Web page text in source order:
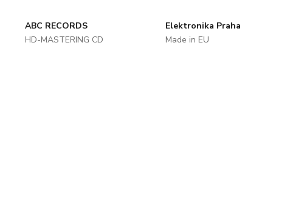
ABC RECORDS
HD-MASTERING CD
Elektronika Praha
Made in EU